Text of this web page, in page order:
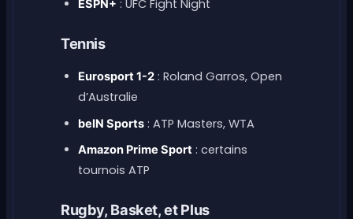
ESPN+ : UFC Fight Night
Tennis
Eurosport 1-2: Roland Garros, Open
d’Australie
beIN Sports: ATP Masters, WTA
Amazon Prime Sport: certains
tournois ATP
Rugby, Basket, et Plus